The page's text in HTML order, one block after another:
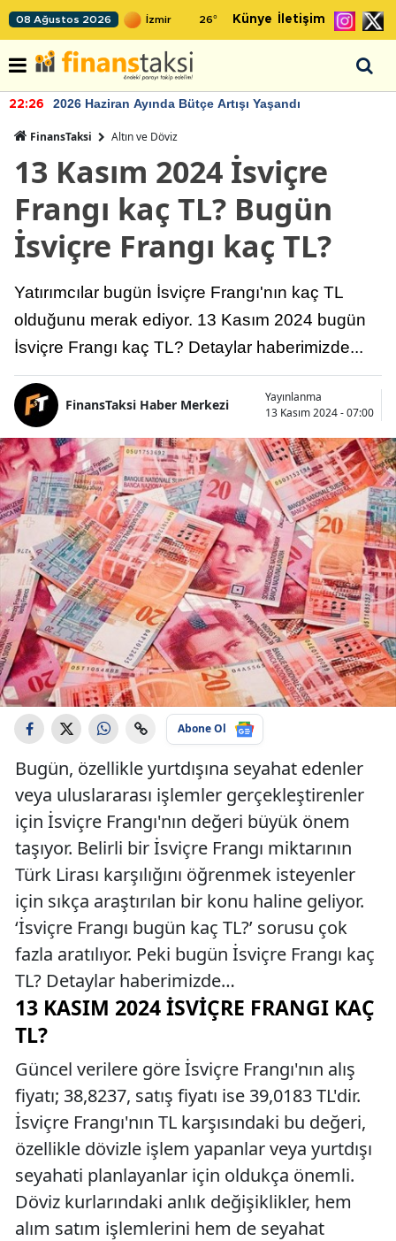
08 Ağustos 2026 26° Künye İletişim
22:26 2026 Haziran Ayında Bütçe Artışı Yaşandı
FinansTaksi Altın ve Döviz
13 Kasım 2024 İsviçre
Frangı kaç TL? Bugün
İsviçre Frangı kaç TL?
Yatırımcılar bugün İsviçre Frangı'nın kaç TL
olduğunu merak ediyor. 13 Kasım 2024 bugün
İsviçre Frangı kaç TL? Detaylar haberimizde...
FinansTaksi Haber Merkezi
Yayınlanma
13 Kasım 2024 - 07:00
Abone Ol
Bugün, özellikle yurtdışına seyahat edenler
veya uluslararası işlemler gerçekleştirenler
için İsviçre Frangı'nın değeri büyük önem
taşıyor. Belirli bir İsviçre Frangı miktarının
Türk Lirası karşılığını öğrenmek isteyenler
için sıkça araştırılan bir konu haline geliyor.
‘İsviçre Frangı bugün kaç TL?’ sorusu çok
fazla aratılıyor. Peki bugün İsviçre Frangı kaç
TL? Detaylar haberimizde…
13 KASIM 2024 İSVIÇRE FRANGI KAÇ
TL?
Güncel verilere göre İsviçre Frangı'nın alış
fiyatı; 38,8237, satış fiyatı ise 39,0183 TL'dir.
İsviçre Frangı'nın TL karşısındaki bu değeri,
özellikle dövizle işlem yapanlar veya yurtdışı
seyahati planlayanlar için oldukça önemli.
Döviz kurlarındaki anlık değişiklikler, hem
alım satım işlemlerini hem de seyahat